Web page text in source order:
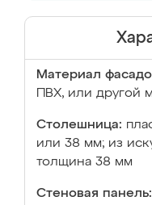
Материал
ПВХ, или другой
Столешница:
или 38 мм; из
толщина 38 мм
Стеновая панель: